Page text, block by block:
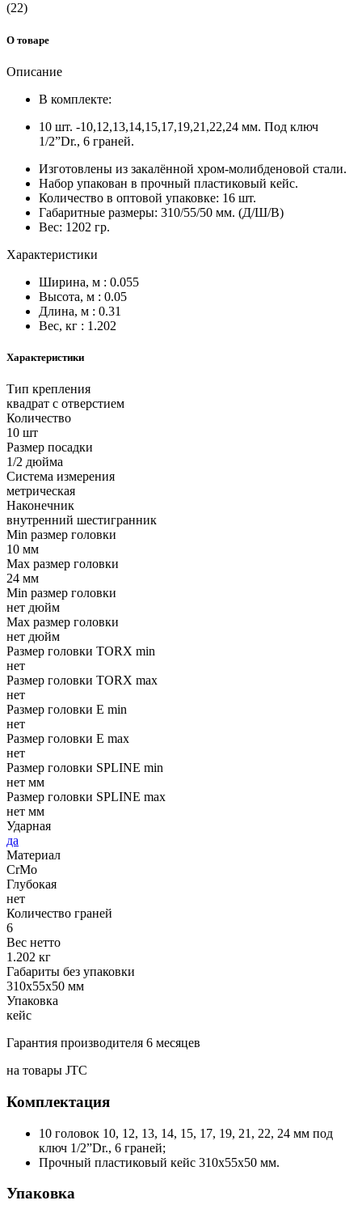
(22)
О товаре
Описание
В комплекте:
10 шт. -10,12,13,14,15,17,19,21,22,24 мм. Под ключ
1/2”Dr., 6 граней.
Изготовлены из закалённой хром-молибденовой стали.
Набор упакован в прочный пластиковый кейс.
Количество в оптовой упаковке: 16 шт.
Габаритные размеры: 310/55/50 мм. (Д/Ш/В)
Вес: 1202 гр.
Характеристики
Ширина, м : 0.055
Высота, м : 0.05
Длина, м : 0.31
Вес, кг : 1.202
Характеристики
Тип крепления
квадрат с отверстием
Количество
10 шт
Размер посадки
1/2 дюйма
Система измерения
метрическая
Наконечник
внутренний шестигранник
Min размер головки
10 мм
Max размер головки
24 мм
Min размер головки
нет дюйм
Max размер головки
нет дюйм
Размер головки TORX min
нет
Размер головки TORX max
нет
Размер головки E min
нет
Размер головки E max
нет
Размер головки SPLINE min
нет мм
Размер головки SPLINE max
нет мм
Ударная
да
Материал
CrMo
Глубокая
нет
Количество граней
6
Вес нетто
1.202 кг
Габариты без упаковки
310x55x50 мм
Упаковка
кейс
Гарантия производителя 6 месяцев
на товары JTC
Комплектация
10 головок 10, 12, 13, 14, 15, 17, 19, 21, 22, 24 мм под
ключ 1/2”Dr., 6 граней;
Прочный пластиковый кейс 310х55х50 мм.
Упаковка